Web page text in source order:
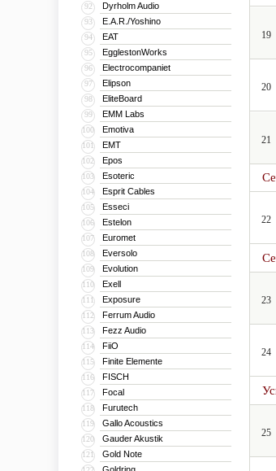
92 Dyrholm Audio
93 E.A.R./Yoshino
94 EAT
95 EgglestonWorks
96 Electrocompaniet
97 Elipson
98 EliteBoard
99 EMM Labs
100 Emotiva
101 EMT
102 Epos
103 Esoteric
104 Esprit Cables
105 Esseci
106 Estelon
107 Euromet
108 Eversolo
109 Evolution
110 Exell
111 Exposure
112 Ferrum Audio
113 Fezz Audio
114 FiiO
115 Finite Elemente
116 FISCH
117 Focal
118 Furutech
119 Gallo Acoustics
120 Gauder Akustik
121 Gold Note
19
20
21
22
23
24
25